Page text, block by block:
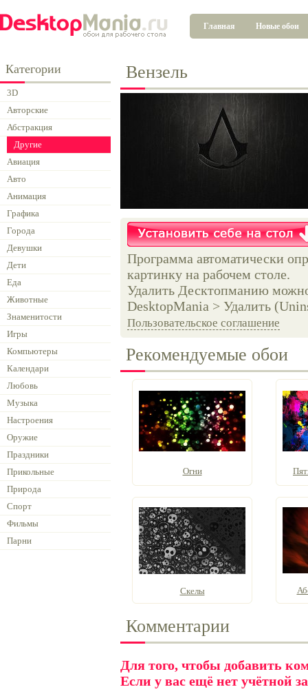
Главная Новые обои
Категории
3D
Авторские
Абстракция
Другие
Авиация
Авто
Анимация
Графика
Города
Девушки
Дети
Еда
Животные
Знаменитости
Игры
Компьютеры
Календари
Любовь
Музыка
Настроения
Оружие
Праздники
Прикольные
Природа
Спорт
Фильмы
Парни
Вензель
Программа автоматически
картинку на рабочем столе.
Удалить Десктопманию
DesktopMania > Удалить
Пользовательское соглашение
Рекомендуемые обои
Огни
Скелы
Комментарии
Для того, чтобы добавить
Если у вас ещё нет учётной